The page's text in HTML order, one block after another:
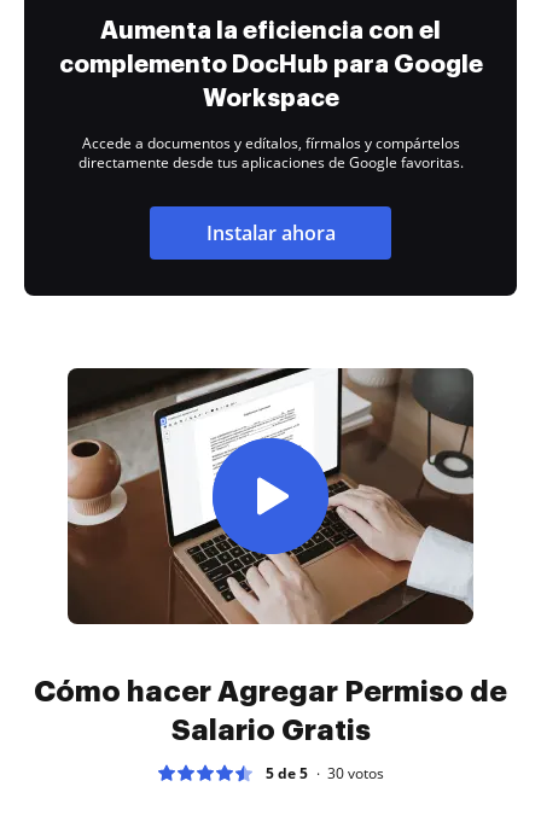
Aumenta la eficiencia con el
complemento DocHub para Google
Workspace
Accede a documentos y edítalos, fírmalos y compártelos
directamente desde tus aplicaciones de Google favoritas.
Instalar ahora
Cómo hacer Agregar Permiso de
Salario Gratis
5 de 5 30votos